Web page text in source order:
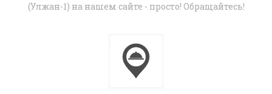
(Улжан-1) на нашем сайте - просто! Обращайтесь!